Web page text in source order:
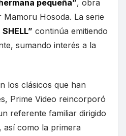
pequeña”, obra
Mamoru Hosoda. La serie
continúa emitiendo
sumando interés a la
los clásicos que han
Prime Video reincorporó
referente familiar dirigido
así como la primera